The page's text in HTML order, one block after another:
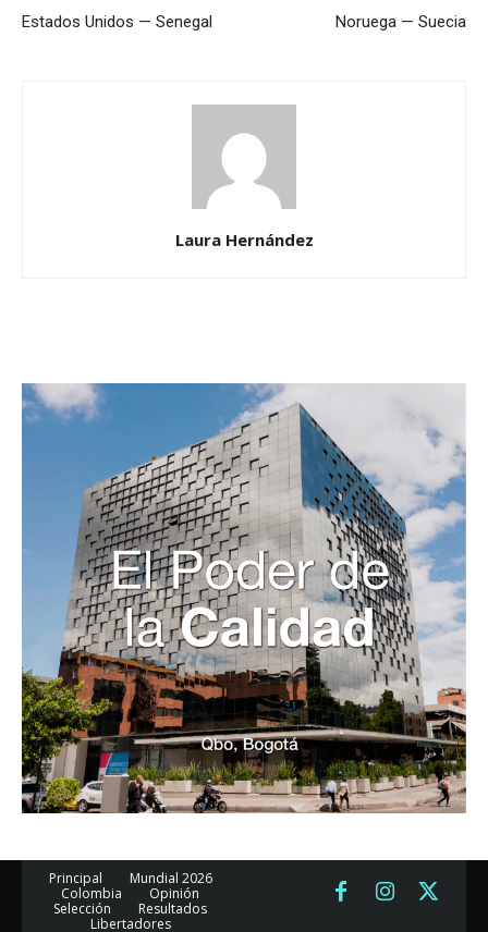
Estados Unidos — Senegal Noruega — Suecia
Laura Hernández
Principal
Mundial 2026
Colombia
Opinión
Selección
Resultados
Libertadores